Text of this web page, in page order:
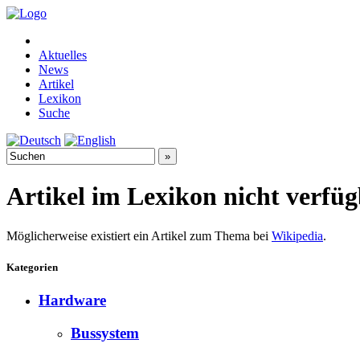
Aktuelles
News
Artikel
Lexikon
Suche
Artikel im Lexikon nicht
Möglicherweise existiert ein Artikel zum Thema bei Wikipedia.
Kategorien
Hardware
Bussystem